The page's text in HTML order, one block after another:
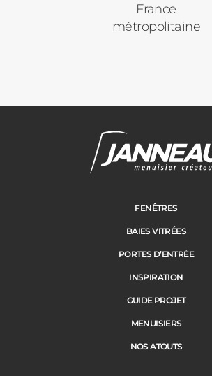
France
métropolitaine
FENÊTRES
BAIES VITRÉES
PORTES D’ENTRÉE
INSPIRATION
GUIDE PROJET
MENUISIERS
NOS ATOUTS